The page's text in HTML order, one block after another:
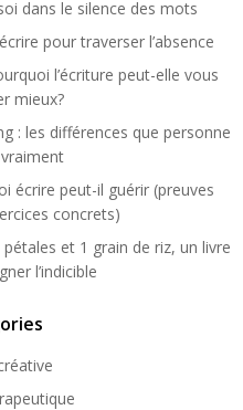
dans le silence des mots
pour traverser l’absence
l’écriture peut-elle vous
mieux?
: les différences que personne
vraiment
écrire peut-il guérir (preuves
concrets)
et 1 grain de riz, un livre
l’indicible